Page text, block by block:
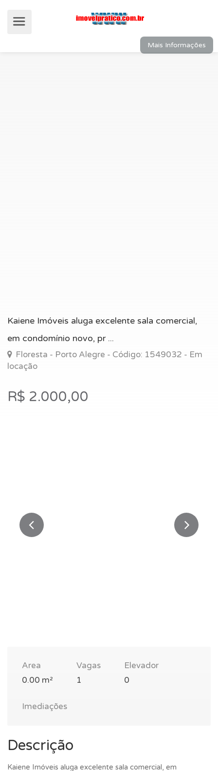
Kaiene Imóveis aluga excelente sala comercial,
em condomínio novo, pr ...
Floresta - Porto Alegre - Código: 1549032 - Em
locação
R$ 2.000,00
Area
0.00 m²
Vagas
1
Elevador
0
Imediações
Descrição
Kaiene Imóveis aluga excelente sala comercial, em
Mais Informações